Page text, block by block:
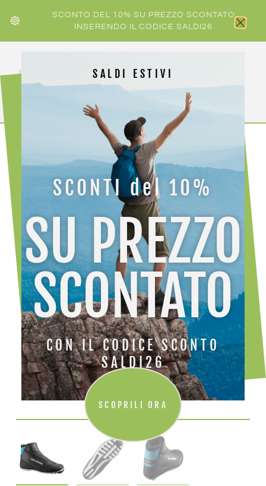
SCONTO DEL 10% SU PREZZO SCONTATO
INSERENDO IL CODICE SALDI26
HOME /SALOMON / SALOMON RC8
SALDI ESTIVI
SCONTI del 10%
SU PREZZO
SCONTATO
CON IL CODICE SCONTO
SALDI26
SCOPRILI ORA